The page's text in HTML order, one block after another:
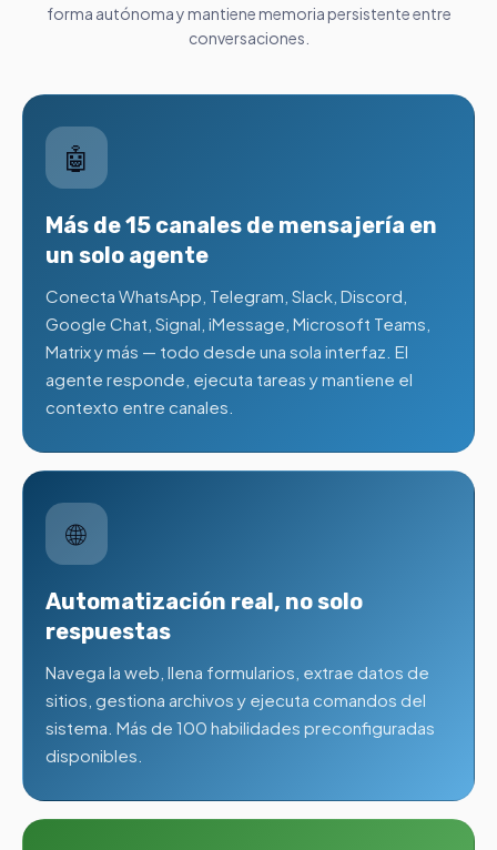
forma autónoma y mantiene memoria persistente entre
conversaciones.
🤖
Más de 15 canales de mensajería en
un solo agente
Conecta WhatsApp, Telegram, Slack, Discord,
Google Chat, Signal, iMessage, Microsoft Teams,
Matrix y más — todo desde una sola interfaz. El
agente responde, ejecuta tareas y mantiene el
contexto entre canales.
🌐
Automatización real, no solo
respuestas
Navega la web, llena formularios, extrae datos de
sitios, gestiona archivos y ejecuta comandos del
sistema. Más de 100 habilidades preconfiguradas
disponibles.